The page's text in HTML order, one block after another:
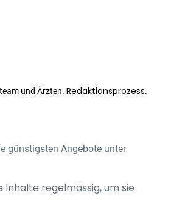
und Ärzten. Redaktionsprozess.
günstigsten Angebote unter
regelmässig, um sie